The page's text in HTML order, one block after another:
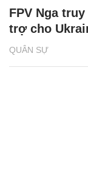
QUÂN SỰ
FPV Nga
trợ cho